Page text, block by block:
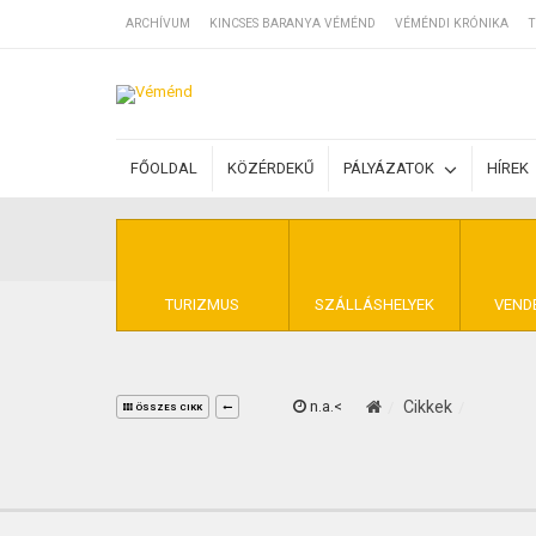
ARCHÍVUM KINCSES BARANYA VÉMÉND VÉMÉNDI KRÓNIKA
FŐOLDAL KÖZÉRDEKŰ PÁLYÁZATOK HÍREK
TURIZMUS SZÁLLÁSHELYEK
SZÁLLÁSOK
BEJEGYZÉSEK
ÁLTALÁNOS
KINCSES
ÖSSZES CIKK n.a.< Cikkek